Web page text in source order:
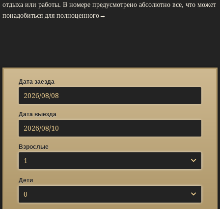
отдыха или работы. В номере предусмотрено абсолютно все, что может
понадобиться для полноценного→
Дата заезда
Дата выезда
Взрослые
1
Дети
0